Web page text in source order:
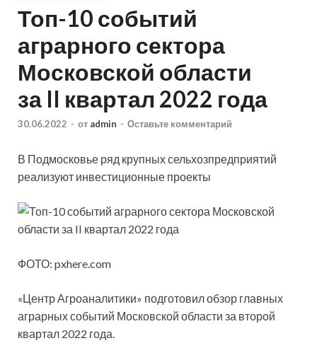
Топ-10 событий
аграрного сектора
Московской области
за II квартал 2022 года
30.06.2022 - от admin - Оставьте комментарий
В Подмосковье ряд крупных сельхозпредприятий
реализуют инвестиционные проекты
ФОТО: pxhere.com
«Центр Агроаналитики» подготовил обзор главных
аграрных событий Московской области за второй
квартал 2022 года.